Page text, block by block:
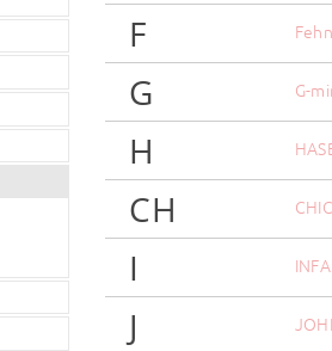
F Fehn
G G-
H
CH
I
J